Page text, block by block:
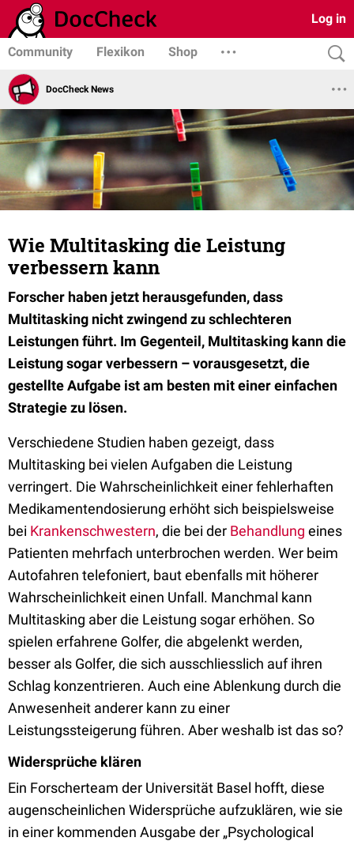
Log in
Community Flexikon Shop
DocCheck News
Wie Multitasking die Leistung
verbessern kann
Forscher haben jetzt herausgefunden, dass
Multitasking nicht zwingend zu schlechteren
Leistungen führt. Im Gegenteil, Multitasking kann die
Leistung sogar verbessern – vorausgesetzt, die
gestellte Aufgabe ist am besten mit einer einfachen
Strategie zu lösen.
Verschiedene Studien haben gezeigt, dass
Multitasking bei vielen Aufgaben die Leistung
verringert. Die Wahrscheinlichkeit einer fehlerhaften
Medikamentendosierung erhöht sich beispielsweise
bei Krankenschwestern, die bei der Behandlung eines
Patienten mehrfach unterbrochen werden. Wer beim
Autofahren telefoniert, baut ebenfalls mit höherer
Wahrscheinlichkeit einen Unfall. Manchmal kann
Multitasking aber die Leistung sogar erhöhen. So
spielen erfahrene Golfer, die abgelenkt werden,
besser als Golfer, die sich ausschliesslich auf ihren
Schlag konzentrieren. Auch eine Ablenkung durch die
Anwesenheit anderer kann zu einer
Leistungssteigerung führen. Aber weshalb ist das so?
Widersprüche klären
Ein Forscherteam der Universität Basel hofft, diese
augenscheinlichen Widersprüche aufzuklären, wie sie
in einer kommenden Ausgabe der „Psychological